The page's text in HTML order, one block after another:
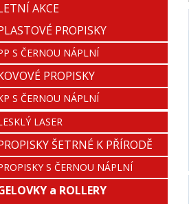
AKCE
PROPISKY
S ČERNOU NÁPLNÍ
PROPISKY
S ČERNOU NÁPLNÍ
LASER
ŠETRNÉ K PŘÍRODĚ
S ČERNOU NÁPLNÍ
a ROLLERY